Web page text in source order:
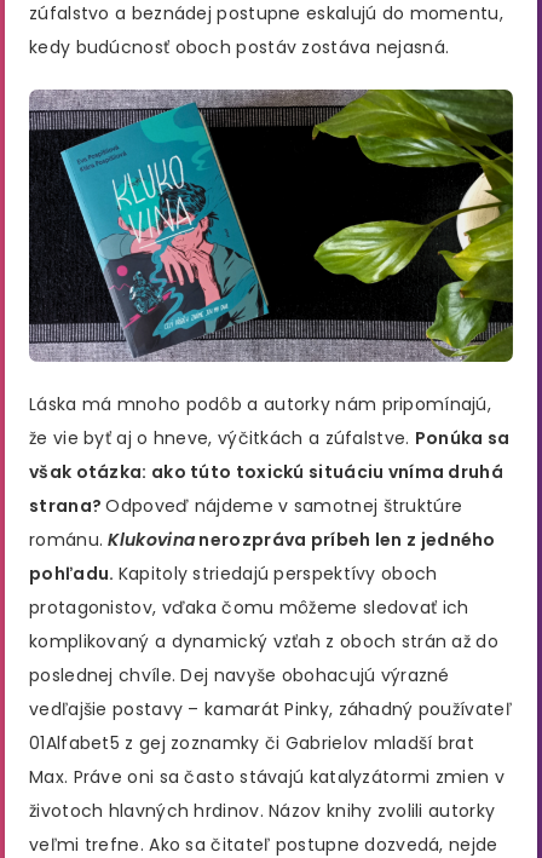
zúfalstvo a beznádej postupne eskalujú do momentu,
kedy budúcnosť oboch postáv zostáva nejasná.
Láska má mnoho podôb a autorky nám pripomínajú,
že vie byť aj o hneve, výčitkách a zúfalstve. Ponúka sa
však otázka: ako túto toxickú situáciu vníma druhá
strana?Odpoveď nájdeme v samotnej štruktúre
románu.Klukovina nerozpráva príbeh len z jedného
pohľadu. Kapitoly striedajú perspektívy oboch
protagonistov, vďaka čomu môžeme sledovať ich
komplikovaný a dynamický vzťah z oboch strán až do
poslednej chvíle. Dej navyše obohacujú výrazné
vedľajšie postavy – kamarát Pinky, záhadný používateľ
01Alfabet5 z gej zoznamky či Gabrielov mladší brat
Max. Práve oni sa často stávajú katalyzátormi zmien v
životoch hlavných hrdinov. Názov knihy zvolili autorky
veľmi trefne. Ako sa čitateľ postupne dozvedá, nejde